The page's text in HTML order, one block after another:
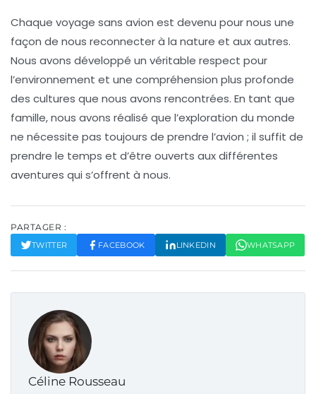
Chaque voyage sans avion est devenu pour nous une
façon de nous reconnecter à la nature et aux autres.
Nous avons développé un véritable respect pour
l’environnement et une compréhension plus profonde
des cultures que nous avons rencontrées. En tant que
famille, nous avons réalisé que l’exploration du monde
ne nécessite pas toujours de prendre l’avion ; il suffit de
prendre le temps et d’être ouverts aux différentes
aventures qui s’offrent à nous.
PARTAGER :
TWITTER FACEBOOK LINKEDIN WHATSAPP
Céline Rousseau